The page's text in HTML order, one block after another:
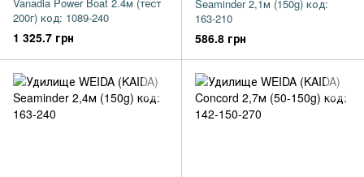
200г) код: 1089-240
1 325.7 грн
Seaminder 2,1м (150g) код:
163-210
586.8 грн